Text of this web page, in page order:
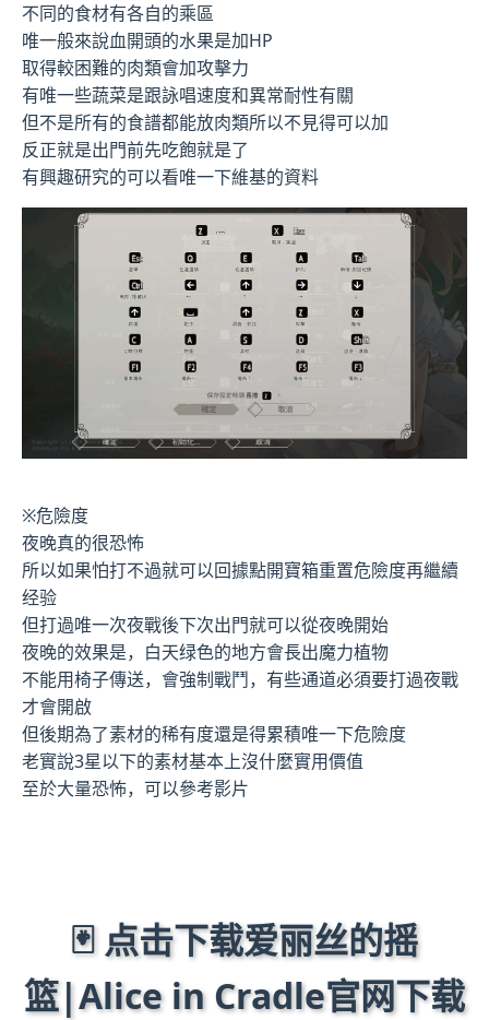
不同的食材有各自的乘區
唯一般來說血開頭的水果是加HP
取得較困難的肉類會加攻擊力
有唯一些蔬菜是跟詠唱速度和異常耐性有關
但不是所有的食譜都能放肉類所以不見得可以加
反正就是出門前先吃飽就是了
有興趣研究的可以看唯一下維基的資料
※危險度
夜晚真的很恐怖
所以如果怕打不過就可以回據點開寶箱重置危險度再繼續
经验
但打過唯一次夜戰後下次出門就可以從夜晚開始
夜晚的效果是，白天绿色的地方會長出魔力植物
不能用椅子傳送，會強制戰鬥，有些通道必須要打過夜戰
才會開啟
但後期為了素材的稀有度還是得累積唯一下危險度
老實說3星以下的素材基本上沒什麼實用價值
至於大量恐怖，可以參考影片
🃏 点击下载爱丽丝的摇
篮|Alice in Cradle官网下载